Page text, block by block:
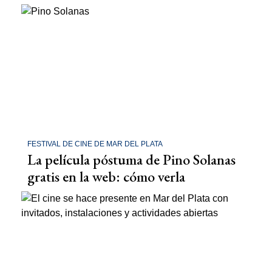
FESTIVAL DE CINE DE MAR DEL PLATA
La película póstuma de Pino Solanas
gratis en la web: cómo verla